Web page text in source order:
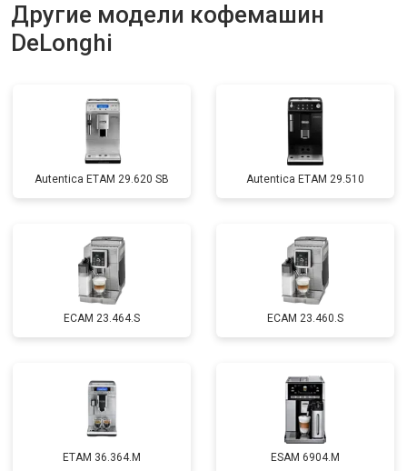
Другие модели кофемашин
DeLonghi
Autentica ETAM 29.620 SB Autentica ETAM 29.510
EСAM 23.464.S EСAM 23.460.S
ETAM 36.364.M ESAM 6904.M